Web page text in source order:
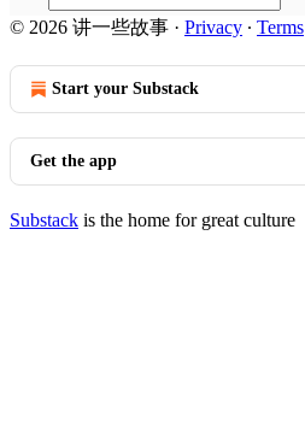
© 2026 讲一些故事 · Privacy ∙ Terms
Start your Substack
Get the app
Substack is the home for great culture